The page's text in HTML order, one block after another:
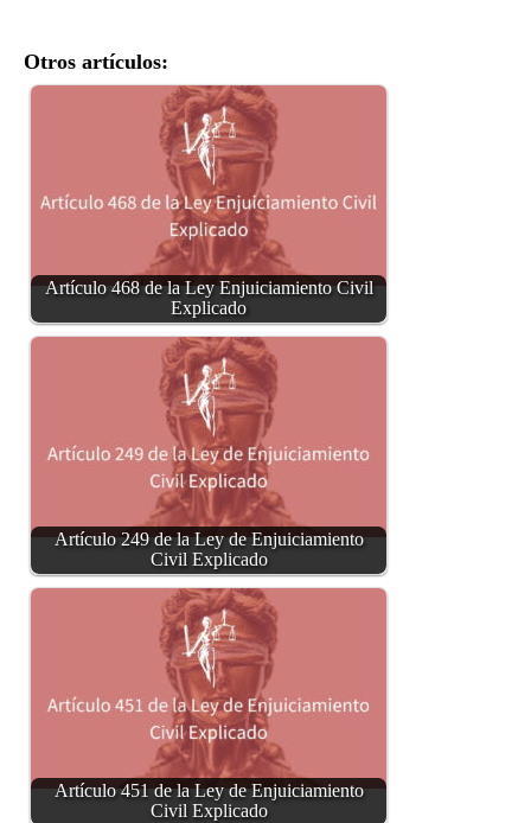
Otros artículos:
Artículo 468 de la Ley Enjuiciamiento Civil
Explicado
Artículo 249 de la Ley de Enjuiciamiento
Civil Explicado
Artículo 451 de la Ley de Enjuiciamiento
Civil Explicado